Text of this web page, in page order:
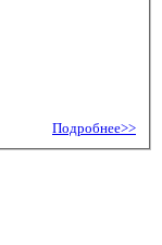
Подробнее>>